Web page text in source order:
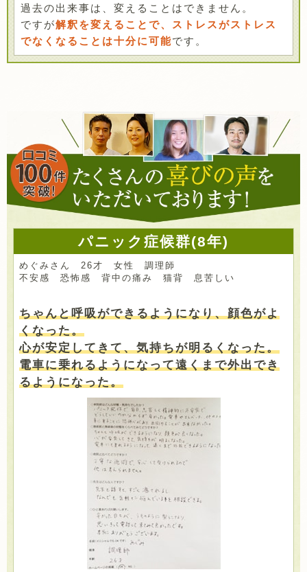
過去の出来事は、変えることはできません。
ですが解釈を変えることで、ストレスがストレス
でなくなることは十分に可能です。
パニック症候群(8年)
めぐみさん 26才 女性 調理師
不安感 恐怖感 背中の痛み 猫背 息苦しい
ちゃんと呼吸ができるようになり、顔色がよ
くなった。
心が安定してきて、気持ちが明るくなった。
電車に乗れるようになって遠くまで外出でき
るようになった。